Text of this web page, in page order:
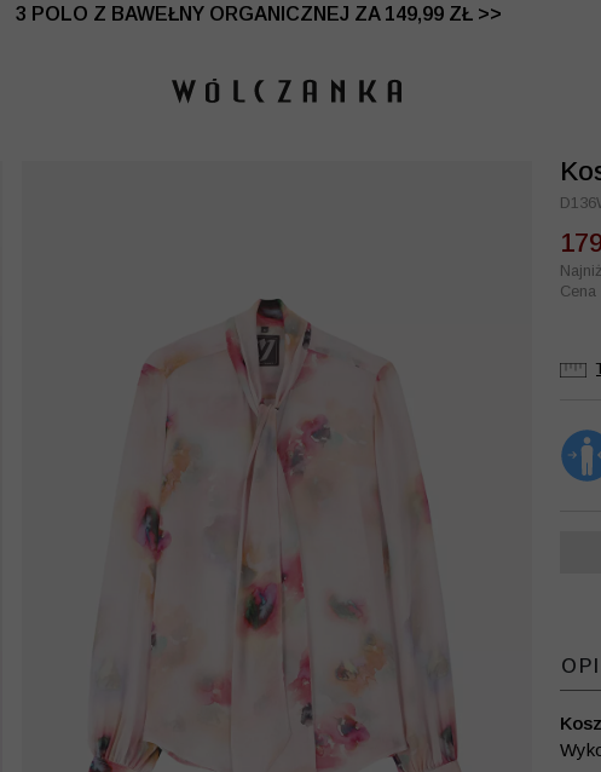
3 POLO Z BAWEŁNY ORGANICZNEJ ZA 149,99 ZŁ >>
DO -50% | DODATKOWE -30% NA DRUGI I TRZECI PRODUKT
Cena